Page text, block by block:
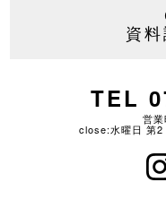
資
TEL
営
close:水曜日 第2